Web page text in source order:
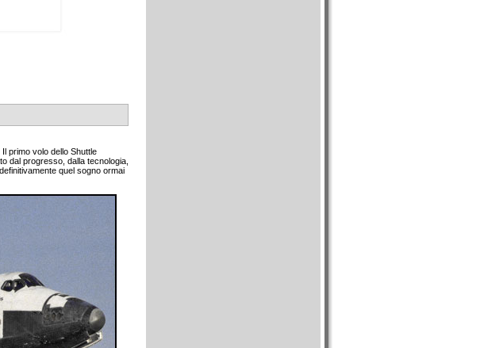
primo volo dello Shuttle
dal progresso, dalla tecnologia,
quel sogno ormai